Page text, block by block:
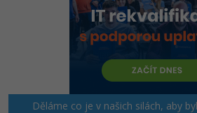
Děláme co je v našich silách, aby